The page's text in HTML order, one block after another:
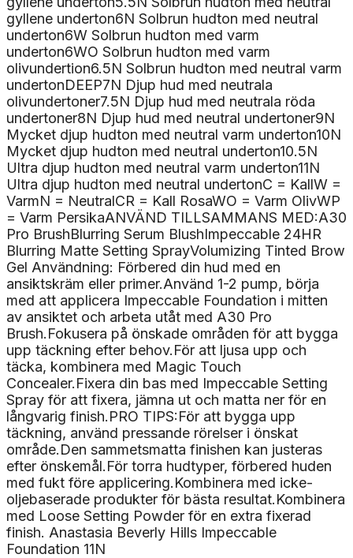
gyllene underton6N Solbrun hudton med neutral
underton6W Solbrun hudton med varm
underton6WO Solbrun hudton med varm
olivundertion6.5N Solbrun hudton med neutral varm
undertonDEEP7N Djup hud med neutrala
olivundertoner7.5N Djup hud med neutrala röda
undertoner8N Djup hud med neutral undertoner9N
Mycket djup hudton med neutral varm underton10N
Mycket djup hudton med neutral underton10.5N
Ultra djup hudton med neutral varm underton11N
Ultra djup hudton med neutral undertonC = KallW =
VarmN = NeutralCR = Kall RosaWO = Varm OlivWP
= Varm PersikaANVÄND TILLSAMMANS MED:A30
Pro BrushBlurring Serum BlushImpeccable 24HR
Blurring Matte Setting SprayVolumizing Tinted Brow
Gel Användning: Förbered din hud med en
ansiktskräm eller primer.Använd 1-2 pump, börja
med att applicera Impeccable Foundation i mitten
av ansiktet och arbeta utåt med A30 Pro
Brush.Fokusera på önskade områden för att bygga
upp täckning efter behov.För att ljusa upp och
täcka, kombinera med Magic Touch
Concealer.Fixera din bas med Impeccable Setting
Spray för att fixera, jämna ut och matta ner för en
långvarig finish.PRO TIPS:För att bygga upp
täckning, använd pressande rörelser i önskat
område.Den sammetsmatta finishen kan justeras
efter önskemål.För torra hudtyper, förbered huden
med fukt före applicering.Kombinera med icke-
oljebaserade produkter för bästa resultat.Kombinera
med Loose Setting Powder för en extra fixerad
finish. Anastasia Beverly Hills Impeccable
Foundation 11N